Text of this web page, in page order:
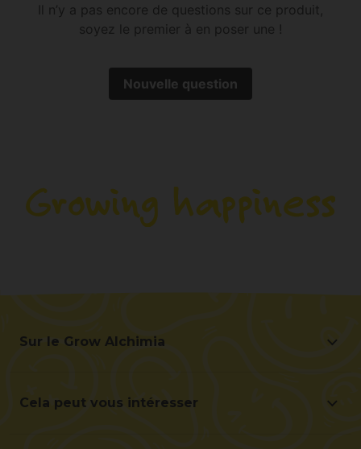
Il n’y a pas encore de questions sur ce produit,
soyez le premier à en poser une !
Nouvelle question
Sur le Grow Alchimia
Situation et contact
Cela peut vous intéresser